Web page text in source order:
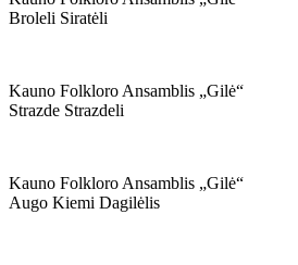
Broleli Siratėli
Kauno Folkloro Ansamblis „gilė“
Strazde Strazdeli
Kauno Folkloro Ansamblis „gilė“
Augo Kiemi Dagilėlis